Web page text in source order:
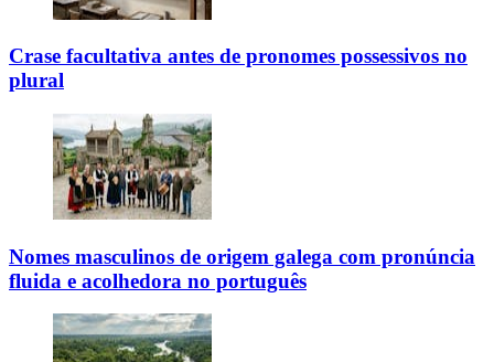
Crase facultativa antes de pronomes possessivos no
plural
Nomes masculinos de origem galega com pronúncia
fluida e acolhedora no português